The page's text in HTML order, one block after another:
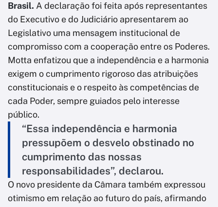
Brasil. A declaração foi feita após representantes
do Executivo e do Judiciário apresentarem ao
Legislativo uma mensagem institucional de
compromisso com a cooperação entre os Poderes.
Motta enfatizou que a independência e a harmonia
exigem o cumprimento rigoroso das atribuições
constitucionais e o respeito às competências de
cada Poder, sempre guiados pelo interesse
público.
“Essa independência e harmonia
pressupõem o desvelo obstinado no
cumprimento das nossas
responsabilidades”, declarou.
O novo presidente da Câmara também expressou
otimismo em relação ao futuro do país, afirmando